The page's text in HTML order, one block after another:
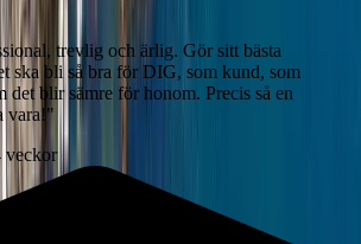
trevlig och ärlig. Gör sitt bästa
ska bli så bra för DIG, som kund, som
det blir sämre för honom. Precis så en
vara!"
veckor